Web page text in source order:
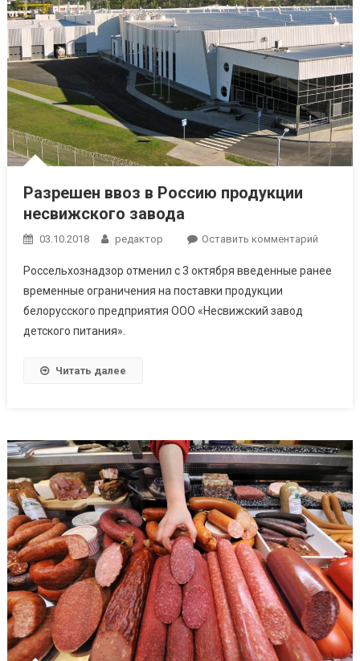
Разрешен ввоз в Россию продукции
несвижского завода
03.10.2018 редактор Оставить комментарий
ввоз
Россельхознадзор отменил с 3 октября введенные ранее
временные ограничения на поставки продукции
белорусского предприятия ООО «Несвижский завод
детского питания».
Читать далее